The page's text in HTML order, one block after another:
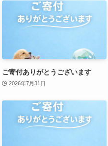
ご寄付ありがとうございます
2026年7月31日